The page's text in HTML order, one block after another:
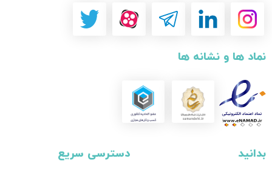
نماد ها و نشانه ها
دسترسی سریع بدانید